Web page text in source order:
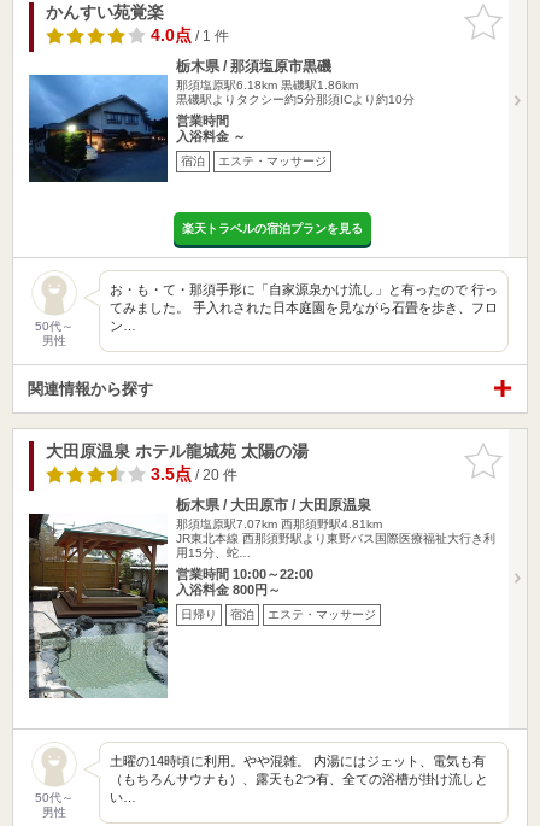
お気に入
りに追加
かんすい苑覚楽
4.0点/ 1 件
栃木県 / 那須塩原市黒磯
那須塩原駅6.18km 黒磯駅1.86km
黒磯駅よりタクシー約5分那須ICより約10分
営業時間
入浴料金 ～
宿泊 エステ・マッサージ
楽天トラベルの宿泊プランを見る
50代～
男性
お・も・て・那須手形に「自家源泉かけ流し」と有ったので 行っ
てみました。 手入れされた日本庭園を見ながら石畳を歩き、フロ
ン…
関連情報から探す
お気に入
りに追加
大田原温泉 ホテル龍城苑 太陽の湯
3.5点/ 20 件
栃木県 / 大田原市 / 大田原温泉
那須塩原駅7.07km 西那須野駅4.81km
JR東北本線 西那須野駅より東野バス国際医療福祉大行き利
用15分、蛇…
営業時間 10:00～22:00
入浴料金 800円～
日帰り 宿泊 エステ・マッサージ
50代～
男性
土曜の14時頃に利用。やや混雑。 内湯にはジェット、電気も有
（もちろんサウナも）、露天も2つ有、全ての浴槽が掛け流しと
い…